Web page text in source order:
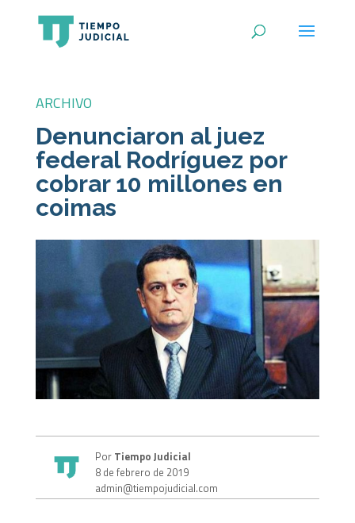
ARCHIVO
Denunciaron al juez
federal Rodríguez por
cobrar 10 millones en
coimas
PorTiempo Judicial
8 de febrero de 2019
admin@tiempojudicial.com